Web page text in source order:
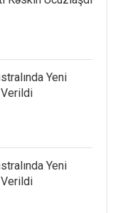
Yeni
Yeni